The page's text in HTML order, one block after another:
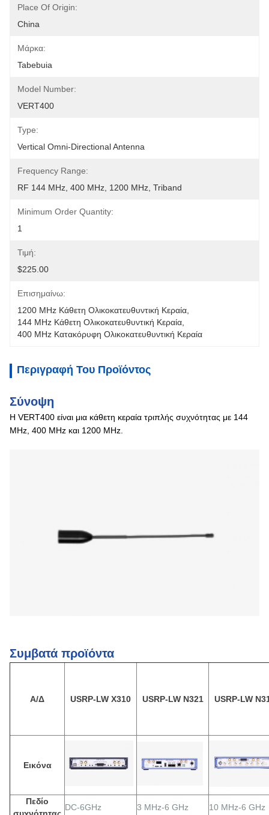
Place Of Origin:
China
Μάρκα:
Tabebuia
Model Number:
VERT400
Type:
Vertical Omni-Directional Antenna
Frequency Range:
RF 144 MHz, 400 MHz, 1200 MHz, Triband
Minimum Order Quantity:
1
Τιμή:
$225.00
Επισημαίνω:
1200 MHz Κάθετη Ολικοκατευθυντική Κεραία
144 MHz Κάθετη Ολικοκατευθυντική Κεραία
400 MHz Κατακόρυφη Ολικοκατευθυντική Κεραία
Περιγραφή Του Προϊόντος
Σύνοψη
Η VERT400 είναι μια κάθετη κεραία τριπλής συχνότητας με 144
MHz, 400 MHz και 1200 MHz.
Συμβατά προϊόντα
Α/Δ USRP-LW X310 USRP-LW N321 USRP-LW
Εικόνα
Πεδίο
DC-6GHz 3 MHz-6 GHz 10 MHz-6 GHz